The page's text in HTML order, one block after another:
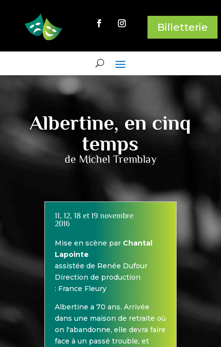
Billetterie
Albertine, en cinq
temps
de Michel Tremblay
11, 12, 18 et 19 novembre
2016
Mise en scène par Chantal
Lapointe
assistée de Renée Dufour
Direction de production
: France Fleury
Albertine a 70 ans. Arrivée
dans une maison de retraite où
on l'abandonne, elle devra faire
face à un passé trouble, et